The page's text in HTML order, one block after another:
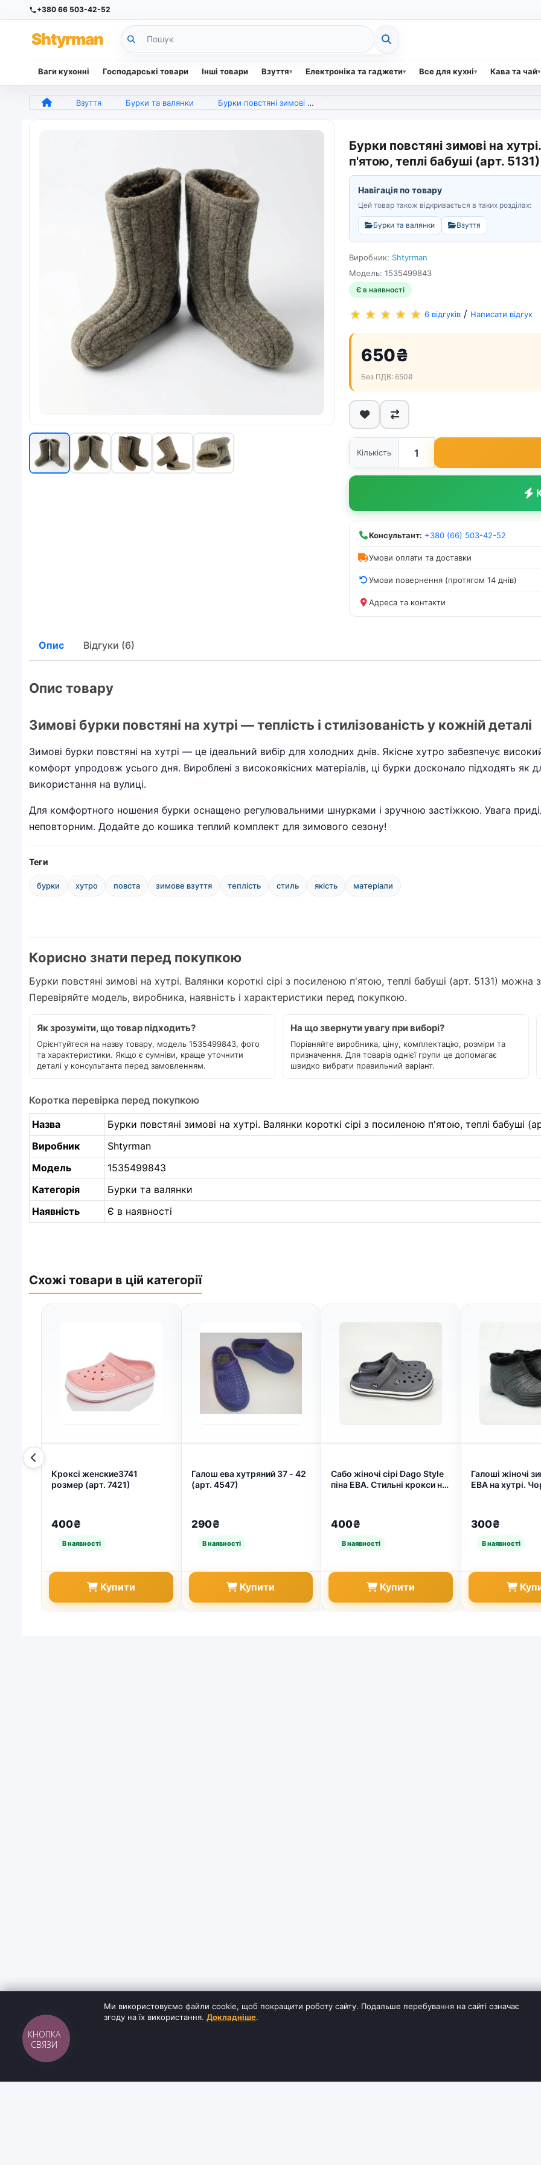
+380 66 503-42-52
Shtyrman
Ваги кухонні Господарські товари Інші товари Взуття Електроніка та гаджети Все для кухні Кава та чай
Взуття Бурки та валянки Бурки повстяні зимові на хутрі. Валянки короткі сірі з посиленою п'ятою, теплі бабуші (арт. 5131)
Бурки повстяні зимові на
п'ятою, теплі бабуші (арт. 5131)
Навігація по товару
Цей товар також відкривається в таких розділах:
Бурки та валянки Взуття
Виробник: Shtyrman
Модель: 1535499843
Є в наявності
6 відгуків / Написати відгук
650₴
Без ПДВ: 650₴
Кількість
Консультант: +380 (66) 503-42-52
Умови оплати та доставки
Умови повернення (протягом 14 днів)
Адреса та контакти
Опис Відгуки (6)
Опис товару
Зимові бурки повстяні на хутрі — теплість і стилізованість у кожній деталі
Зимові бурки повстяні на хутрі — це ідеальний вибір для холодних днів. Якісне хутро забезпечує високий
комфорт упродовж усього дня. Вироблені з високоякісних матеріалів, ці бурки досконало підходять як
використання на вулиці.
Для комфортного ношения бурки оснащено регулювальними шнурками і зручною застіжкою. Увага
неповторним. Додайте до кошика теплий комплект для зимового сезону!
Теги
бурки хутро повста зимове взуття теплість стиль якість матеріали
Корисно знати перед покупкою
Бурки повстяні зимові на хутрі. Валянки короткі сірі з посиленою п'ятою, теплі бабуші (арт. 5131) можна
Перевіряйте модель, виробника, наявність і характеристики перед покупкою.
Як зрозуміти, що товар підходить?
Орієнтуйтеся на назву товару, модель 1535499843, фото
та характеристики. Якщо є сумніви, краще уточнити
деталі у консультанта перед замовленням.
На що звернути увагу при виборі?
Порівняйте виробника, ціну, комплектацію, розміри та
призначення. Для товарів однієї групи це допомагає
швидко вибрати правильний варіант.
Коротка перевірка перед покупкою
Назва
Бурки повстяні зимові на хутрі. Валянки короткі сірі з посиленою п'ятою, теплі бабуші
Виробник
Shtyrman
Модель
1535499843
Категорія
Бурки та валянки
Наявність
Є в наявності
Схожі товари в цій категорії
Кроксі женские3741
розмер (арт. 7421)
400₴
Купити
Галош ева хутряний 37 - 42
(арт. 4547)
290₴
Купити
Сабо жіночі сірі Dago Style
піна ЕВА. Стильні крокси на
400₴
Купити
Галоші жіночі
ЕВА на хутрі.
300₴
Ми використовуємо файли cookie, щоб покращити роботу сайту. Подальше перебування на сайті означає
згоду на їх використання. Докладніше.
КНОПКА
СВЯЗИ